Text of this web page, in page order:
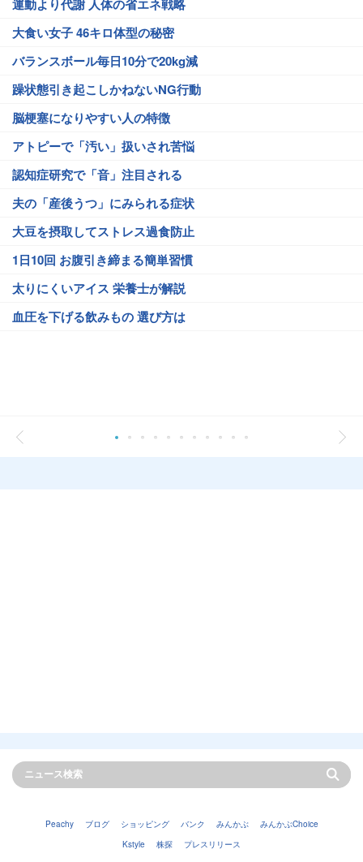
運動より代謝 人体の省エネ戦略
大食い女子 46キロ体型の秘密
バランスボール毎日10分で20kg減
躁状態引き起こしかねないNG行動
脳梗塞になりやすい人の特徴
アトピーで「汚い」扱いされ苦悩
認知症研究で「音」注目される
夫の「産後うつ」にみられる症状
大豆を摂取してストレス過食防止
1日10回 お腹引き締まる簡単習慣
太りにくいアイス 栄養士が解説
血圧を下げる飲みもの 選び方は
Peachy ブログ ショッピング バンク みんかぶ
みんかぶChoice
Kstyle
株探 プレスリリース